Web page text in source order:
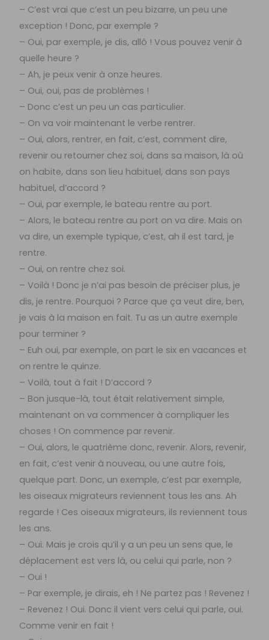
– C’est vrai que c’est un peu bizarre, un peu une
exception ! Donc, par exemple ?
– Oui, par exemple, je dis, allô ! Vous pouvez venir à
quelle heure ?
– Ah, je peux venir à onze heures.
– Oui, oui, pas de problèmes !
– Donc c’est un peu un cas particulier.
– On va voir maintenant le verbe rentrer.
– Oui, alors, rentrer, en fait, c’est, comment dire,
revenir ou retourner chez soi, dans sa maison, là où
on habite, dans son lieu habituel, dans son pays
habituel, d’accord ?
– Oui, par exemple, le bateau rentre au port.
– Alors, le bateau rentre au port on va dire. Mais on
va dire, un exemple typique, c’est, ah il est tard, je
rentre.
– Oui, on rentre chez soi.
– Voilà ! Donc je n’ai pas besoin de préciser plus, je
dis, je rentre. Pourquoi ? Parce que ça veut dire, ben,
je vais à la maison en fait. Tu as un autre exemple
pour terminer ?
– Euh oui, par exemple, on part le six en vacances et
on rentre le quinze.
– Voilà, tout à fait ! D’accord ?
– Bon jusque-là, tout était relativement simple,
maintenant on va commencer à compliquer les
choses ! On commence par revenir.
– Oui, alors, le quatrième donc, revenir. Alors, revenir,
en fait, c’est venir à nouveau, ou une autre fois,
quelque part. Donc, un exemple, c’est par exemple,
les oiseaux migrateurs reviennent tous les ans. Ah
regarde ! Ces oiseaux migrateurs, ils reviennent tous
les ans.
– Oui. Mais je crois qu’il y a un peu un sens que, le
déplacement est vers là, ou celui qui parle, non ?
– Oui !
– Par exemple, je dirais, eh ! Ne partez pas ! Revenez !
– Revenez ! Oui. Donc il vient vers celui qui parle, oui.
Comme venir en fait !